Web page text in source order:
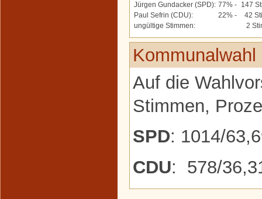
Jürgen Gundacker (SPD): 77% - 147
Paul Sefrin (CDU):
22% -
42
ungültige Stimmen:
2
Auf die
Stimmen,
SPD: 1014/
CDU: 578/